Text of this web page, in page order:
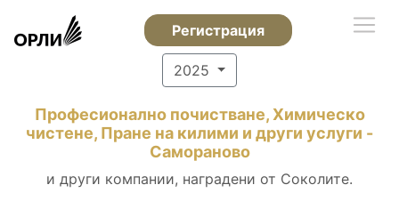
Регистрация
2025
Професионално почистване, Химическо
чистене, Пране на килими и други услуги -
Самораново
и други компании, наградени от Соколите.